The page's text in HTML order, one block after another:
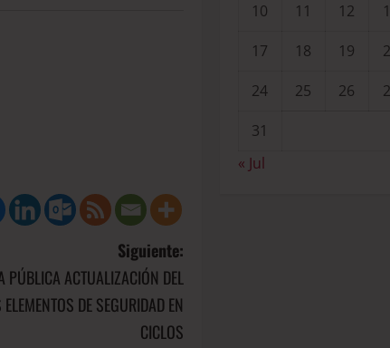
Siguiente:
PÚBLICA ACTUALIZACIÓN DEL
DE SEGURIDAD EN
CICLOS
10
11 12
17
18 19
24
25 26
31
« Jul